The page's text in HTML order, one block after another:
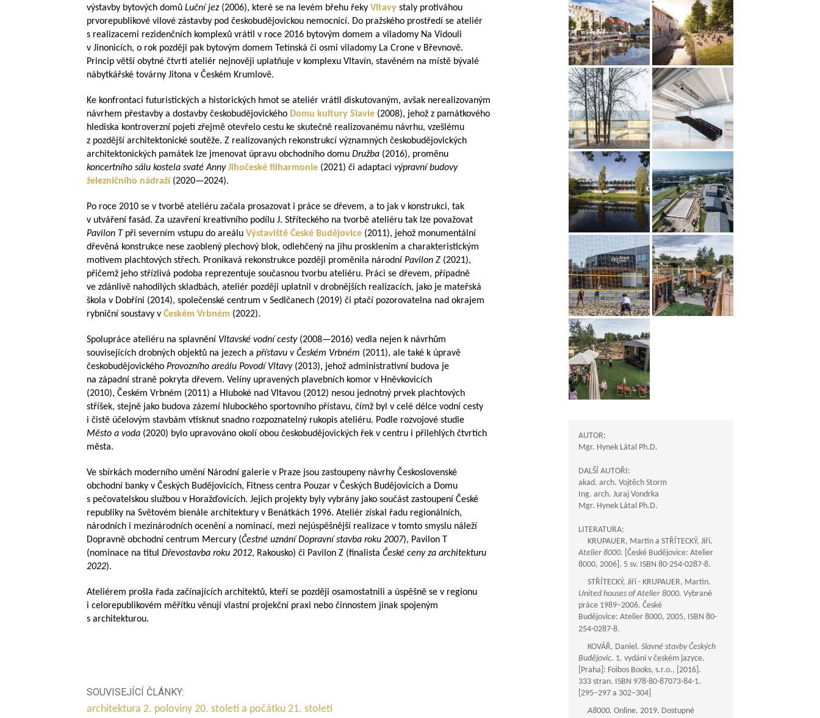
výstavby bytových domů Luční jez(2006), které se na levém břehu řeky Vltavy staly protiváhou
prvorepublikové vilové zástavby pod českobudějovickou nemocnicí. Do pražského prostředí se ateliér
s realizacemi rezidenčních komplexů vrátil v roce 2016 bytovým domem a viladomy Na Vidouli
v Jinonicích, o rok později pak bytovým domem Tetínská či osmi viladomy La Crone v Břevnově.
Princip větší obytné čtvrti ateliér nejnověji uplatňuje v komplexu Vltavín, stavěném na místě bývalé
nábytkářské továrny Jitona v Českém Krumlově.
Ke konfrontaci futuristických a historických hmot se ateliér vrátil diskutovaným, avšak nerealizovaným
návrhem přestavby a dostavby českobudějovického Domu kultury Slavie (2008), jehož z památkového
hlediska kontroverzní pojetí zřejmě otevřelo cestu ke skutečně realizovanému návrhu, vzešlému
z pozdější architektonické soutěže. Z realizovaných rekonstrukcí významných českobudějovických
architektonických památek lze jmenovat úpravu obchodního domu Družba (2016), proměnu
koncertního sálu kostela svaté Anny Jihočeské filharmonie (2021) či adaptaci výpravní budovy
železničního nádraží (2020—2024).
Po roce 2010 se v tvorbě ateliéru začala prosazovat i práce se dřevem, a to jak v konstrukci, tak
v utváření fasád. Za uzavření kreativního podílu J. Stříteckého na tvorbě ateliéru tak lze považovat
Pavilon T při severním vstupu do areálu Výstaviště České Budějovice (2011), jehož monumentální
dřevěná konstrukce nese zaoblený plechový blok, odlehčený na jihu prosklením a charakteristickým
motivem plachtových střech. Pronikavá rekonstrukce později proměnila národní Pavilon Z (2021),
přičemž jeho střízlivá podoba reprezentuje současnou tvorbu ateliéru. Práci se dřevem, případně
ve zdánlivě nahodilých skladbách, ateliér později uplatnil v drobnějších realizacích, jako je mateřská
škola v Dobříni (2014), společenské centrum v Sedlčanech (2019) či ptačí pozorovatelna nad okrajem
rybniční soustavy v Českém Vrbném (2022).
Spolupráce ateliéru na splavnění Vltavské vodní cesty(2008—2016) vedla nejen k návrhům
souvisejících drobných objektů na jezech a přístavu v Českém Vrbném (2011), ale také k úpravě
českobudějovického Provozního areálu Povodí Vltavy(2013), jehož administrativní budova je
na západní straně pokryta dřevem. Velíny upravených plavebních komor v Hněvkovicích
(2010), Českém Vrbném (2011) a Hluboké nad Vltavou (2012) nesou jednotný prvek plachtových
stříšek, stejně jako budova zázemí hlubockého sportovního přístavu, čímž byl v celé délce vodní cesty
i čistě účelovým stavbám vtisknut snadno rozpoznatelný rukopis ateliéru. Podle rozvojové studie
Město a voda (2020) bylo upravováno okolí obou českobudějovických řek v centru i přilehlých čtvrtích
města.
Ve sbírkách moderního umění Národní galerie v Praze jsou zastoupeny návrhy Československé
obchodní banky v Českých Budějovicích, Fitness centra Pouzar v Českých Budějovicích a Domu
s pečovatelskou službou v Horažďovicích. Jejich projekty byly vybrány jako součást zastoupení České
republiky na Světovém bienále architektury v Benátkách 1996. Ateliér získal řadu regionálních,
národních i mezinárodních ocenění a nominací, mezi nejúspěšnější realizace v tomto smyslu náleží
Dopravně obchodní centrum Mercury (Čestné uznání Dopravní stavba roku 2007), Pavilon T
(nominace na titul Dřevostavba roku 2012, Rakousko) či Pavilon Z (finalista České ceny za architekturu
2022).
Ateliérem prošla řada začínajících architektů, kteří se později osamostatnili a úspěšně se v regionu
i celorepublikovém měřítku věnují vlastní projekční praxi nebo činnostem jinak spojeným
s architekturou.
SOUVISEJÍCÍ ČLÁNKY:
architektura 2. poloviny 20. století a počátku 21. století
AUTOR:
Mgr. Hynek Látal Ph.D.
DALŠÍ AUTOŘI:
akad. arch. Vojtěch Storm
Ing. arch. Juraj Vondrka
Mgr. Hynek Látal Ph.D.
LITERATURA:
KRUPAUER, Martin a STŘÍTECKÝ, Jiří.
Atelier 8000. [České Budějovice: Atelier
8000, 2006]. 5 sv. ISBN 80-254-0287-8.
STŘÍTECKÝ, Jiří - KRUPAUER, Martin.
United houses of Atelier 8000. Vybrané
práce 1989–2006. České
Budějovice: Atelier 8000, 2005, ISBN 80-
254-0287-8.
KOVÁŘ, Daniel. Slavné stavby Českých
Budějovic. 1. vydání v českém jazyce.
[Praha]: Foibos Books, s.r.o., [2016].
333 stran. ISBN 978-80-87073-84-1.
[295–297 a 302–304]
A8000. Online. 2019. Dostupné